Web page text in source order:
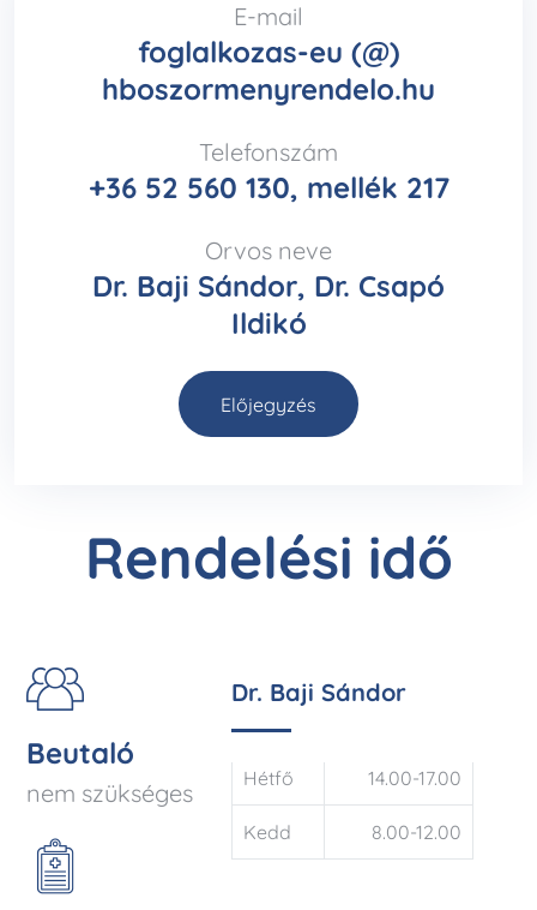
E-mail
foglalkozas-eu (@)
hboszormenyrendelo.hu
Telefonszám
+36 52 560 130, mellék 217
Orvos neve
Dr. Baji Sándor, Dr. Csapó
Ildikó
Előjegyzés
Rendelési idő
Beutaló
nem szükséges
Dr. Baji Sándor
Hétfő 14.00-17.00
Kedd 8.00-12.00